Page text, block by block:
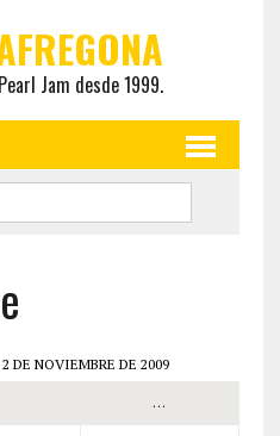
Jam desde 1999.
2 DE NOVIEMBRE DE 2009
…